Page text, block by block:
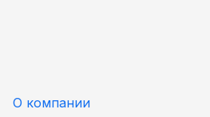
О компании